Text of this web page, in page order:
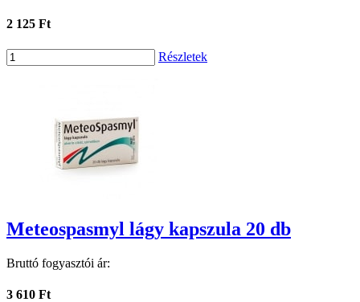
2 125 Ft
Részletek
Meteospasmyl lágy kapszula 20 db
Bruttó fogyasztói ár:
3 610 Ft